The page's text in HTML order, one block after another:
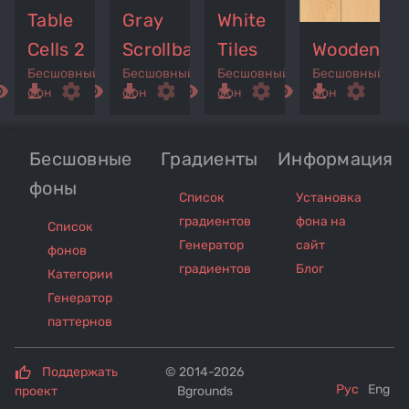
Table
Cells 2
Бесшовный
фон
get_app settings
Gray
Scrollbars
Бесшовный
фон
remove_red_eye get_app settings
White
Tiles
Бесшовный
фон
remove_red_eye get_app settings
Wooden
Бесшовный
фон
remove_red_eye get_app settings
Бесшовные
фоны
Список
фонов
Категории
Генератор
паттернов
Градиенты
Список
градиентов
Генератор
градиентов
Информация
Установка
фона на
сайт
Блог
Поддержать
проект
© 2014-2026
Bgrounds
Рус Eng